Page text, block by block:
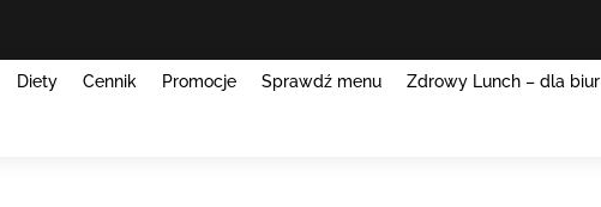
Diety Cennik Promocje Sprawdź menu Zdrowy Lunch – dla biur